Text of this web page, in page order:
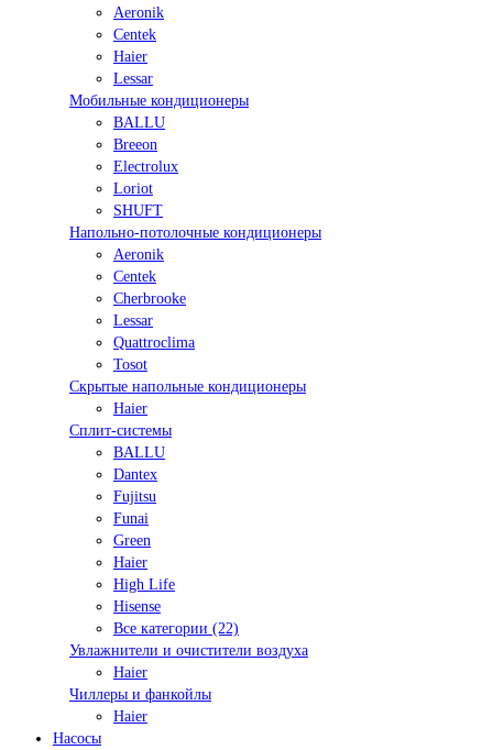
Aeronik
Centek
Haier
Lessar
Мобильные кондиционеры
BALLU
Breeon
Electrolux
Loriot
SHUFT
Напольно-потолочные кондиционеры
Aeronik
Centek
Cherbrooke
Lessar
Quattroclima
Tosot
Скрытые напольные кондиционеры
Haier
Сплит-системы
BALLU
Dantex
Fujitsu
Funai
Green
Haier
High Life
Hisense
Все категории (22)
Увлажнители и очистители воздуха
Haier
Чиллеры и фанкойлы
Haier
Насосы